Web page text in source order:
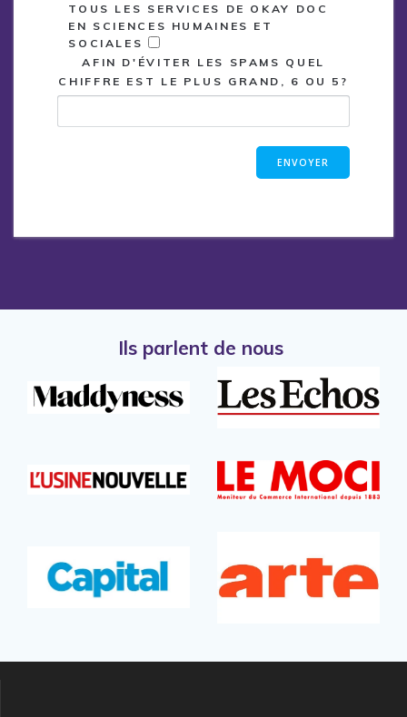
TOUS LES SERVICES DE OKAY DOC
EN SCIENCES HUMAINES ET
SOCIALES
AFIN D'ÉVITER LES SPAMS QUEL
CHIFFRE EST LE PLUS GRAND, 6 OU 5?
Ils parlent de nous